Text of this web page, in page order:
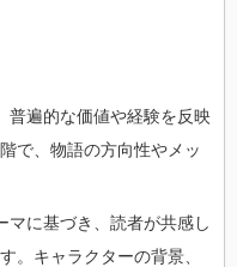
普遍的な価値や経験を反映
で、物語の方向性やメッ
マに基づき、読者が共感し
。キャラクターの背景、